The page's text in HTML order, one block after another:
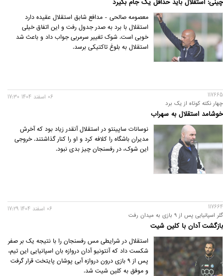
چینی: استقلال باید حداقل یک جام بگیرد
معصومه صالحی - مدافع شابق استقلال عقیده دارد
استقلال با برد به صدر جدول رفت و این اتفاق خیلی
خوبی است. شوک تغییر سرمربی جواب داد و باعث شد
استقلال به بلوغ تاکتیکی‌ برسد.
117665
چهار نکته کوتاه از یک برد
خوشامد استقلال به سهراب
06 اسفند 1404 17:30
نوسانات ساپینتو در استقلال آنقدر زیاد بود که آخرش
مدیران باشگاه را کلافه کرد و او را کنار گذاشتند. خروجی
این شوک، در رفسنجان چیز بدی نبود.
117664
گلر اسپانیایی پس از ۹ بازی به میدان رفت
بازگشت آدان با کلین شیت
06 اسفند 1404 17:29
استقلال در شرایطی مس رفسنجان را با نتیجه یک بر صفر
شکست داد که آنتونیو آدان دروازه بان اسپانیایی این تیم،
پس از ۹ بازی درون دروازه آبی پوشان پایتخت قرار گرفت
و موفق به کلین شیت شد.‌